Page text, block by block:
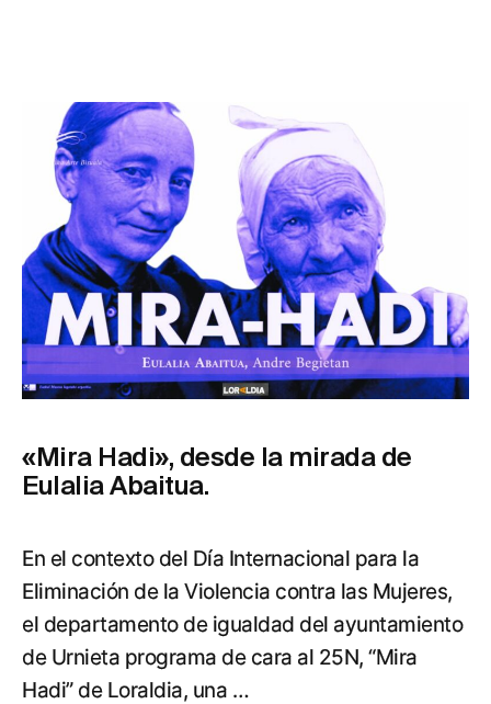
«Mira Hadi», desde la mirada de
Eulalia Abaitua.
En el contexto del Día Internacional para la
Eliminación de la Violencia contra las Mujeres,
el departamento de igualdad del ayuntamiento
de Urnieta programa de cara al 25N, “Mira
Hadi” de Loraldia, una …